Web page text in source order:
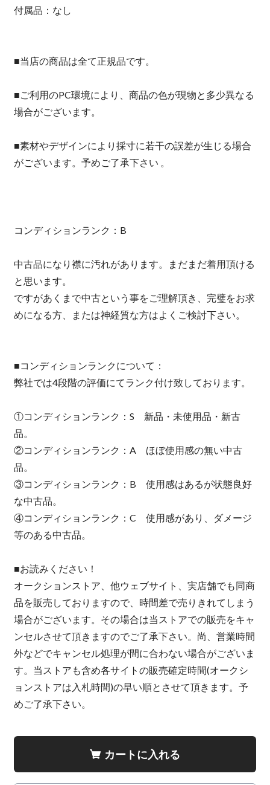
付属品：なし
■当店の商品は全て正規品です。
■ご利用のPC環境により、商品の色が現物と多少異なる
場合がございます。
■素材やデザインにより採寸に若干の誤差が生じる場合
がございます。予めご了承下さい 。
コンディションランク：B
中古品になり襟に汚れがあります。まだまだ着用頂ける
と思います。
ですがあくまで中古という事をご理解頂き、完璧をお求
めになる方、または神経質な方はよくご検討下さい。
■コンディションランクについて：
弊社では4段階の評価にてランク付け致しております。
①コンディションランク：S 新品・未使用品・新古
品。
②コンディションランク：A ほぼ使用感の無い中古
品。
③コンディションランク：B 使用感はあるが状態良好
な中古品。
④コンディションランク：C 使用感があり、ダメージ
等のある中古品。
■お読みください！
オークションストア、他ウェブサイト、実店舗でも同商
品を販売しておりますので、時間差で売りきれてしまう
場合がございます。その場合は当ストアでの販売をキャ
ンセルさせて頂きますのでご了承下さい。尚、営業時間
外などでキャンセル処理が間に合わない場合がございま
す。当ストアも含め各サイトの販売確定時間(オークシ
ョンストアは入札時間)の早い順とさせて頂きます。予
めご了承下さい。
カートに入れる